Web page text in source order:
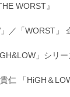
WORST』
／「WORST」
」シリー
仁 「HiGH＆